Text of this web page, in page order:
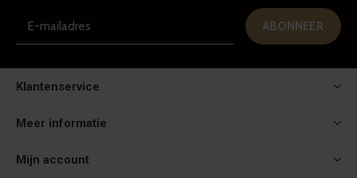
ABONNEER
Klantenservice
Meer informatie
Mijn account